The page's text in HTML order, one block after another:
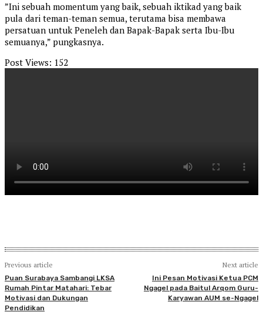
​”Ini sebuah momentum yang baik, sebuah iktikad yang baik
pula dari teman-teman semua, terutama bisa membawa
persatuan untuk Peneleh dan Bapak-Bapak serta Ibu-Ibu
semuanya,” pungkasnya.
Post Views: 152
Previous article
Puan Surabaya Sambangi LKSA
Rumah Pintar Matahari: Tebar
Motivasi dan Dukungan
Pendidikan
Next article
Ini Pesan Motivasi Ketua PCM
Ngagel pada Baitul Arqom Guru-
Karyawan AUM se-Ngagel